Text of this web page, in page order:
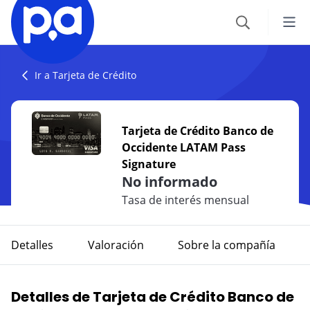
Seguros
VEHÍCULOS
Seguro Todo Riesgo
Seguro Obligatorio de Accidentes de Tránsito
Seguro para Motos
VIAJES
Seguro de Viaje
Productos financieros
CRÉDITOS
Crédito Hipotecario
Credito de Consumo
Blog
Finanzas
IR AL CENTRO DE AYUDA
Ir a Tarjeta de Crédito
Tarjeta de Crédito Banco de
Occidente LATAM Pass
Signature
No informado
Tasa de interés mensual
Detalles Valoración Sobre la compañía
Detalles de Tarjeta de Crédito Banco de